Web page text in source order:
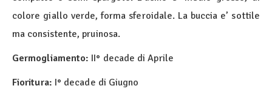
colore giallo verde, forma sferoidale. La buccia e’ sottile
ma consistente, pruinosa.
Germogliamento: II° decade di Aprile
Fioritura: I° decade di Giugno